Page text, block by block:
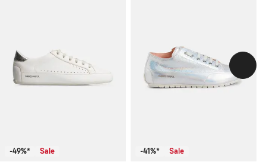
-49%* Sale -41%* Sale